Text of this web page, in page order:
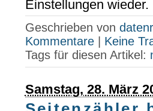
Einstellungen wieder.
Geschrieben von
Kommentare| Keine
Tags für diesen Artikel:
Samstag, 28. März